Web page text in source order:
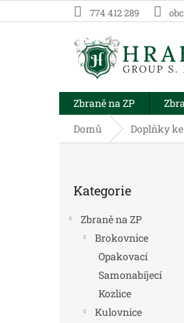
na
774 412 289
Zbraně na ZP
Domů
Doplňky
kategorie
Kategorie
Zbraně na ZP
Brokovnice
Opakovací
Samonabíjecí
Kozlice
Kulovnice